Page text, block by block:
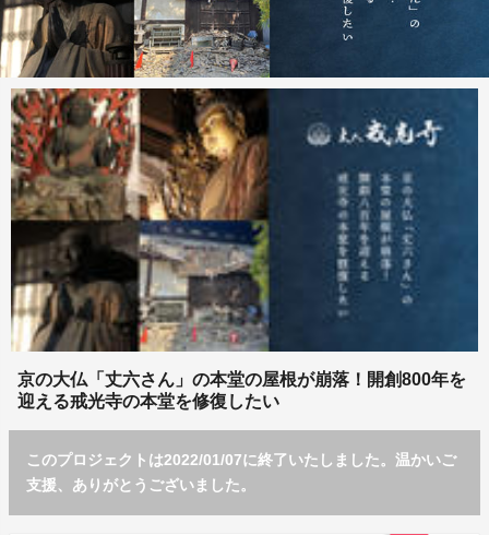
京の大仏「丈六さん」の本堂の屋根が崩落！開創800年を
迎える戒光寺の本堂を修復したい
このプロジェクトは2022/01/07に終了いたしました。温かいご
支援、ありがとうございました。